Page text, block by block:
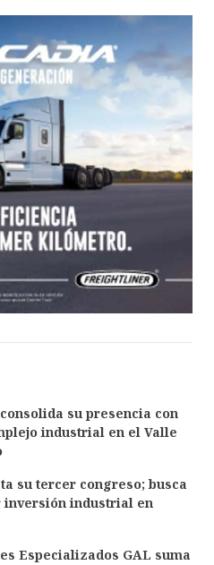
su presencia con
industrial en el Valle
su tercer congreso; busca
industrial en
Especializados GAL suma